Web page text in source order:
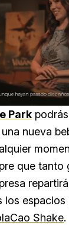
Park
una nueva
que tanto
los espacios
Shake.